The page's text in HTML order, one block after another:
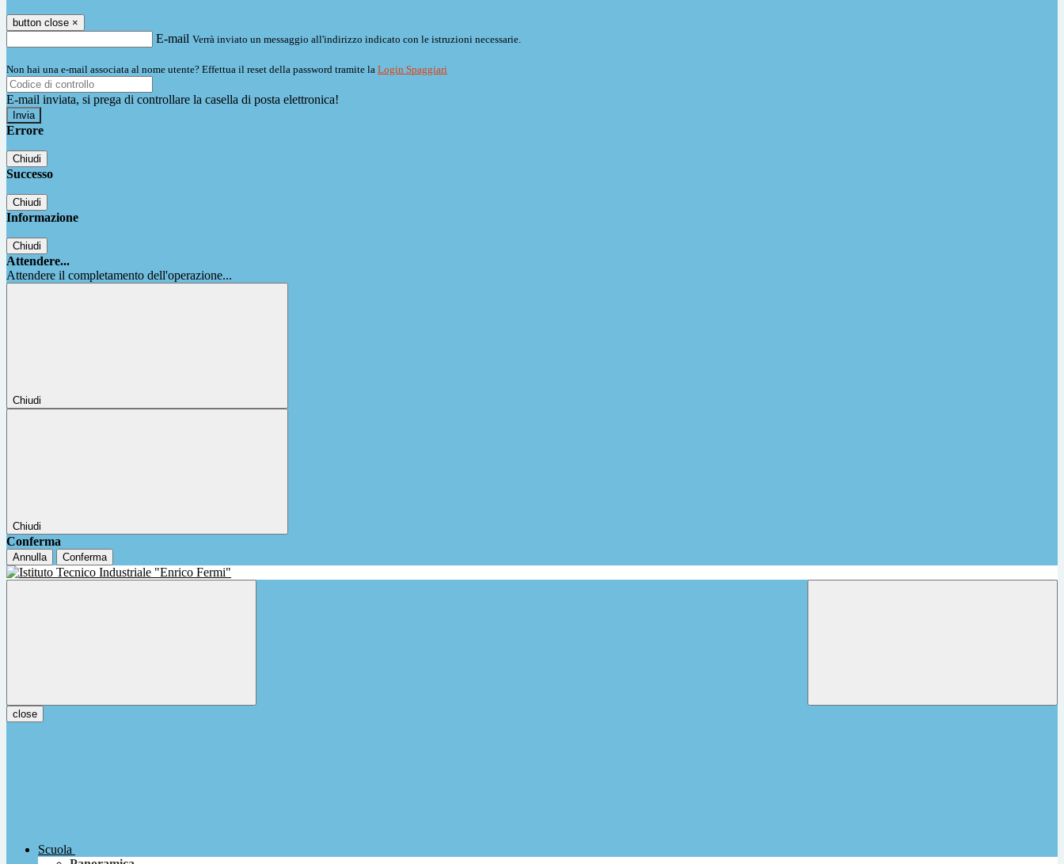
button close ×
E-mail Verrà inviato un messaggio all'indirizzo indicato con le istruzioni necessarie.
Non hai una e-mail associata al nome utente? Effettua il reset della password tramite la Login Spaggiari
E-mail inviata, si prega di controllare la casella di posta elettronica!
Errore
Chiudi
Successo
Chiudi
Informazione
Chiudi
Attendere...
Attendere il completamento dell'operazione...
Chiudi
Chiudi
Conferma
Annulla Conferma
close
Scuola